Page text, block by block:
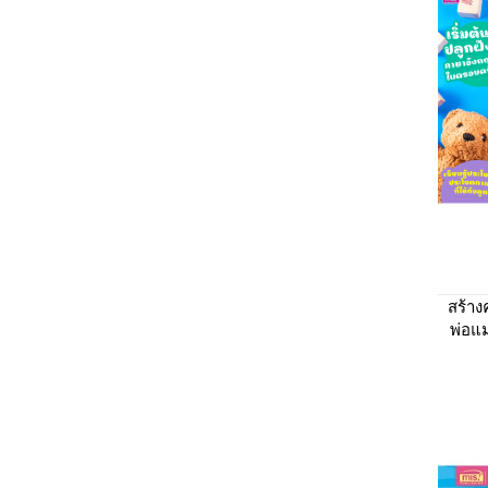
สร้า
พ่อแ